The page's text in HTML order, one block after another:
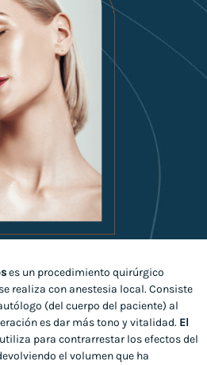
es un procedimiento quirúrgico
realiza con anestesia local. Consiste
(del cuerpo del paciente) al
es dar más tono y vitalidad. El
para contrarrestar los efectos del
el volumen que ha